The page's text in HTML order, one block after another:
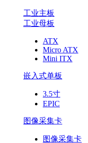
工业主板
工业母板
ATX
Micro ATX
Mini ITX
嵌入式单板
3.5寸
EPIC
图像采集卡
图像采集卡